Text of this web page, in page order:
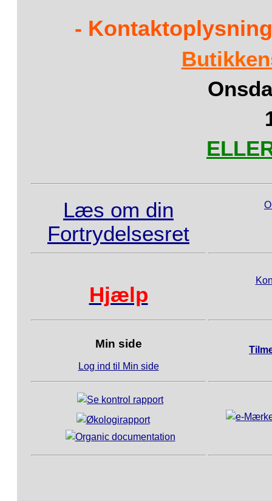
-
Læs om din
Fortrydelsesret
Hjælp
Min side
Log ind til Min side